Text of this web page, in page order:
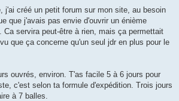
j'ai créé un petit forum sur mon site, au besoin
que j'avais pas envie d'ouvrir un énième
Ca servira peut-être à rien, mais ça permettait
que ça concerne qu'un seul jdr en plus pour le
ouvrés, environ. T'as facile 5 à 6 jours pour
c'est selon ta formule d'expédition. Trois jours
à 7 balles.